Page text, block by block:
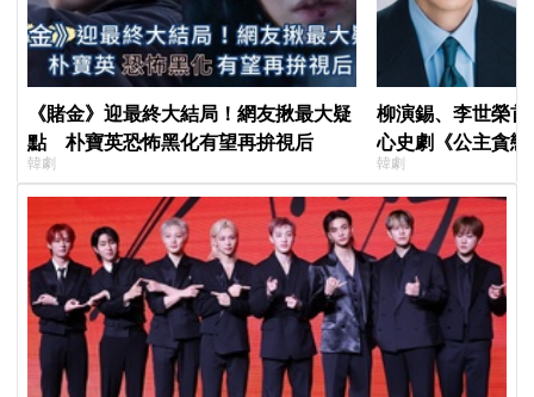
《賭金》迎最終大結局！網友揪最大疑
點 朴寶英恐怖黑化有望再拚視后
韓劇
柳演錫、李世榮
心史劇《公主貪
羅密歐與茱麗葉」
韓劇